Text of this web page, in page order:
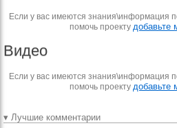
Если у вас имеются знания\информация
помочь проекту добавьте
Видео
Если у вас имеются знания\информация
помочь проекту добавьте
▾ Лучшие комментарии